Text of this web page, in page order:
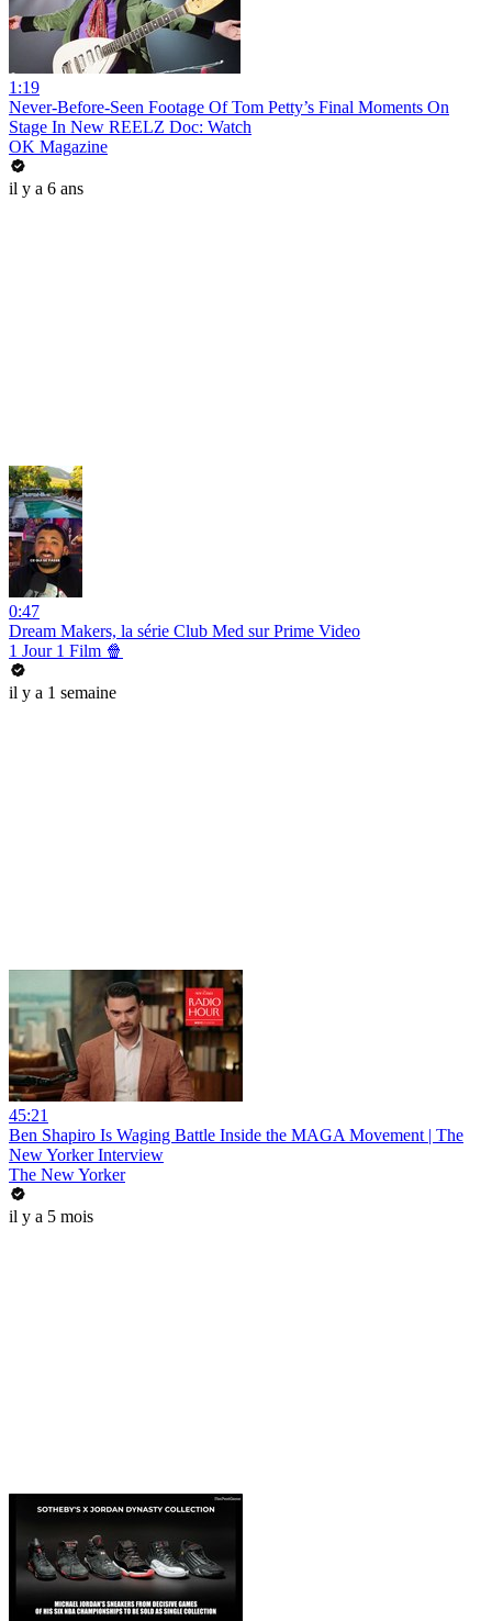
1:19
Never-Before-Seen Footage Of Tom Petty’s Final Moments On
Stage In New REELZ Doc: Watch
OK Magazine
il y a 6 ans
0:47
Dream Makers, la série Club Med sur Prime Video
1 Jour 1 Film 🍿
il y a 1 semaine
45:21
Ben Shapiro Is Waging Battle Inside the MAGA Movement | The
New Yorker Interview
The New Yorker
il y a 5 mois